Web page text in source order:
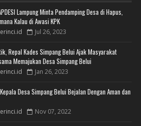
Lampung Minta Pendamping Desa di Hapus,
Kalau di Awasi KPK
Jul 26, 2023
Repal Kades Simpang Belui Ajak Masyarakat
Memajukan Desa Simpang Belui
Jan 26, 2023
Desa Simpang Belui Bejalan Dengan Aman dan
Nov 07, 2022